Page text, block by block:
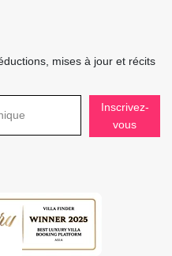
mises à jour et récits
Inscrivez-
vous